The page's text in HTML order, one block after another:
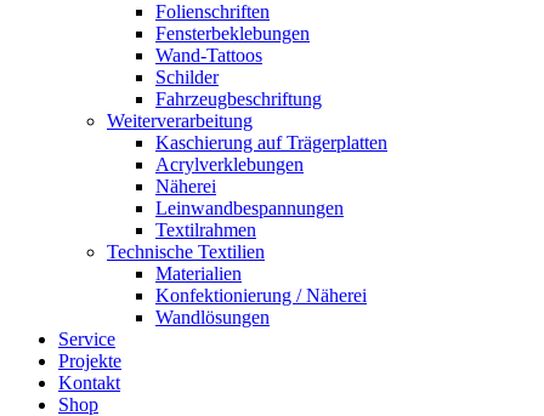
Folienschriften
Fensterbeklebungen
Wand-Tattoos
Schilder
Fahrzeugbeschriftung
Weiterverarbeitung
Kaschierung auf Trägerplatten
Acrylverklebungen
Näherei
Leinwandbespannungen
Textilrahmen
Technische Textilien
Materialien
Konfektionierung / Näherei
Wandlösungen
Service
Projekte
Kontakt
Shop